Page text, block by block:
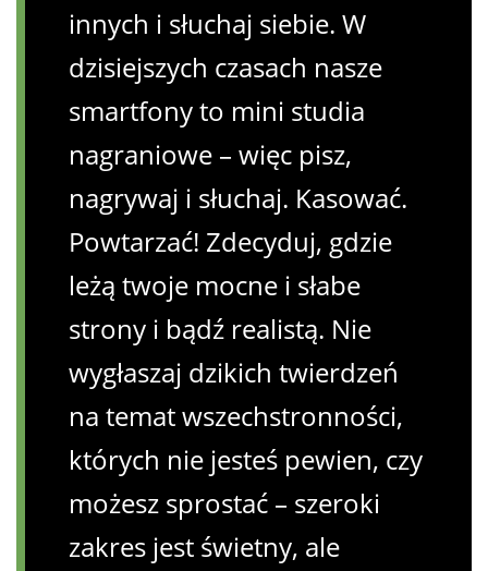
innych i słuchaj siebie. W
dzisiejszych czasach nasze
smartfony to mini studia
nagraniowe – więc pisz,
nagrywaj i słuchaj. Kasować.
Powtarzać! Zdecyduj, gdzie
leżą twoje mocne i słabe
strony i bądź realistą. Nie
wygłaszaj dzikich twierdzeń
na temat wszechstronności,
których nie jesteś pewien, czy
możesz sprostać – szeroki
zakres jest świetny, ale